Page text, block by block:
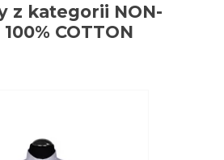
z kategorii NON-
100% COTTON